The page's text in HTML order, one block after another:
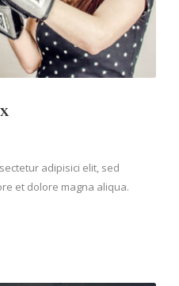
adipisici elit, sed
et dolore magna aliqua.